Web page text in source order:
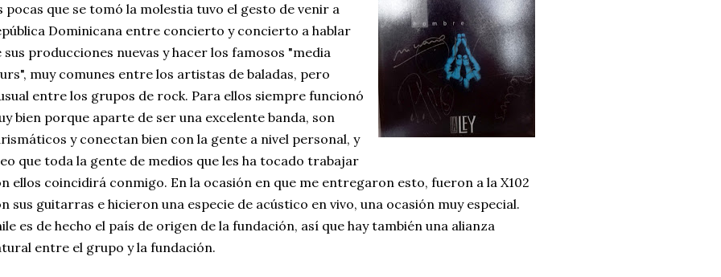
pocas que se tomó la molestia tuvo el gesto de venir a
Dominicana entre concierto y concierto a hablar
sus producciones nuevas y hacer los famosos "media
muy comunes entre los artistas de baladas, pero
entre los grupos de rock. Para ellos siempre funcionó
bien porque aparte de ser una excelente banda, son
y conectan bien con la gente a nivel personal, y
que toda la gente de medios que les ha tocado trabajar
ellos coincidirá conmigo. En la ocasión en que me entregaron esto, fueron a la X102
sus guitarras e hicieron una especie de acústico en vivo, una ocasión muy especial.
es de hecho el país de origen de la fundación, así que hay también una alianza
entre el grupo y la fundación.